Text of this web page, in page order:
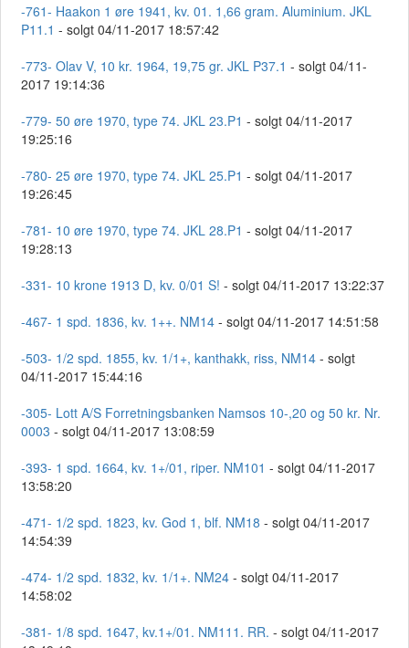
-761- Haakon 1 øre 1941, kv. 01. 1,66 gram. Aluminium. JKL
P11.1 - solgt 04/11-2017 18:57:42
-773- Olav V, 10 kr. 1964, 19,75 gr. JKL P37.1 - solgt 04/11-
2017 19:14:36
-779- 50 øre 1970, type 74. JKL 23.P1 - solgt 04/11-2017
19:25:16
-780- 25 øre 1970, type 74. JKL 25.P1 - solgt 04/11-2017
19:26:45
-781- 10 øre 1970, type 74. JKL 28.P1 - solgt 04/11-2017
19:28:13
-331- 10 krone 1913 D, kv. 0/01 S! - solgt 04/11-2017 13:22:37
-467- 1 spd. 1836, kv. 1++. NM14 - solgt 04/11-2017 14:51:58
-503- 1/2 spd. 1855, kv. 1/1+, kanthakk, riss, NM14 - solgt
04/11-2017 15:44:16
-305- Lott A/S Forretningsbanken Namsos 10-,20 og 50 kr. Nr.
0003 - solgt 04/11-2017 13:08:59
-393- 1 spd. 1664, kv. 1+/01, riper. NM101 - solgt 04/11-2017
13:58:20
-471- 1/2 spd. 1823, kv. God 1, blf. NM18 - solgt 04/11-2017
14:54:39
-474- 1/2 spd. 1832, kv. 1/1+. NM24 - solgt 04/11-2017
14:58:02
-381- 1/8 spd. 1647, kv.1+/01. NM111. RR. - solgt 04/11-2017